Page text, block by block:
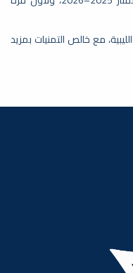
مع خالص التمنيات بمزيد